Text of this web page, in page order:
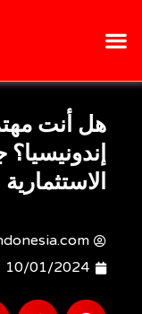
هل أنت
10/01/2024